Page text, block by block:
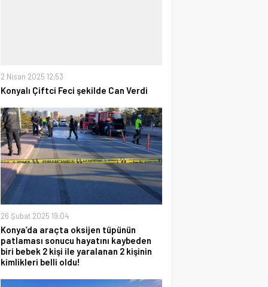
2 Nisan 2025 12:53
Konyalı Çiftci Feci şekilde Can Verdi
26 Şubat 2025 19:04
Konya’da araçta oksijen tüpünün
patlaması sonucu hayatını kaybeden
biri bebek 2 kişi ile yaralanan 2 kişinin
kimlikleri belli oldu!